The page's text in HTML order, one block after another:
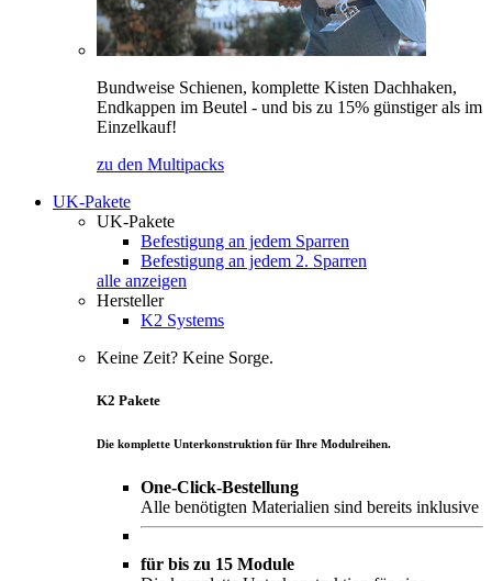
Bundweise Schienen, komplette Kisten Dachhaken,
Endkappen im Beutel - und bis zu 15% günstiger als im
Einzelkauf!
zu den Multipacks
UK-Pakete
UK-Pakete
Befestigung an jedem Sparren
Befestigung an jedem 2. Sparren
alle anzeigen
Hersteller
K2 Systems
Keine Zeit? Keine Sorge.
K2 Pakete
Die komplette Unterkonstruktion für Ihre Modulreihen.
One-Click-Bestellung
Alle benötigten Materialien sind bereits inklusive
für bis zu 15 Module